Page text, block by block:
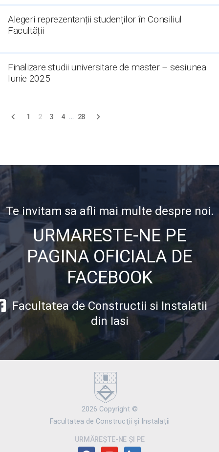
Alegeri reprezentanții studenților în Consiliul
Facultății
Finalizare studii universitare de master – sesiunea
Iunie 2025
1 2 3 4 … 28
Te invitam sa afli mai multe despre noi.
URMARESTE-NE PE
PAGINA OFICIALA DE
FACEBOOK
Facultatea de Constructii si Instalatii
din Iasi
2026 Copyright ©
Facultatea de Construcţii şi Instalaţii
URMĂREȘTE-NE ȘI PE